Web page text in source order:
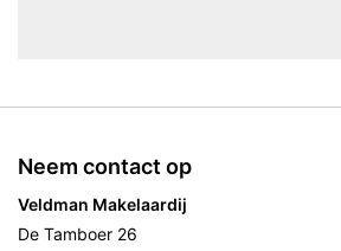
Neem contact op
Veldman Makelaardij
De Tamboer 26